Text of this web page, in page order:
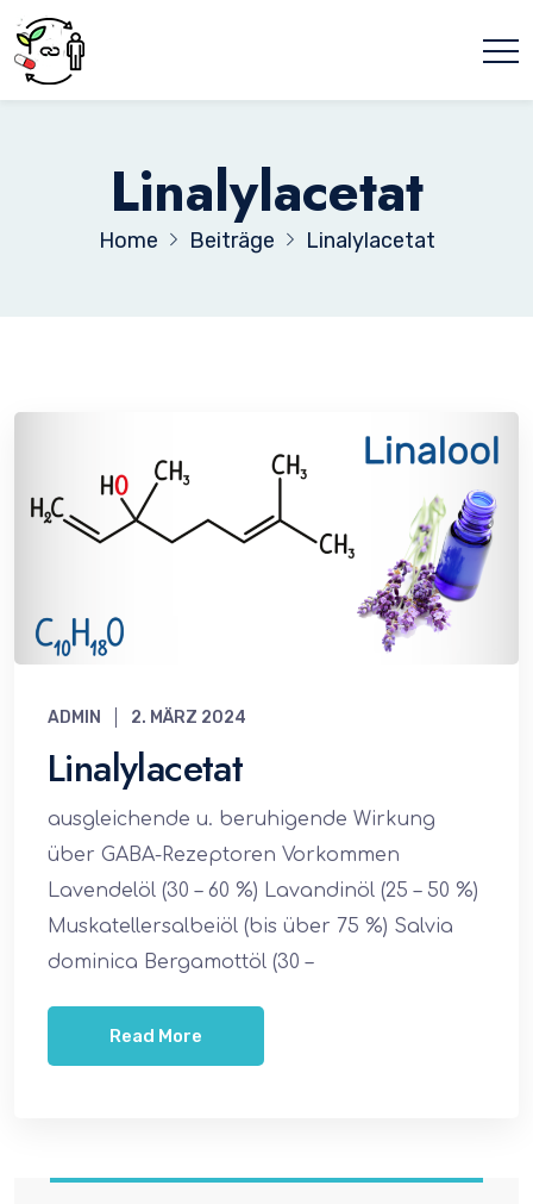
Linalylacetat
Home Beiträge Linalylacetat
ADMIN 2. MÄRZ 2024
Linalylacetat
ausgleichende u. beruhigende Wirkung
über GABA-Rezeptoren Vorkommen
Lavendelöl (30 – 60 %) Lavandinöl (25 – 50 %)
Muskatellersalbeiöl (bis über 75 %) Salvia
dominica Bergamottöl (30 –
Read More